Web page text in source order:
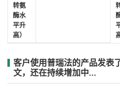
转氨
酶水
平升
高）
客户使用普瑞法的产品发表
文，还在持续增加中...